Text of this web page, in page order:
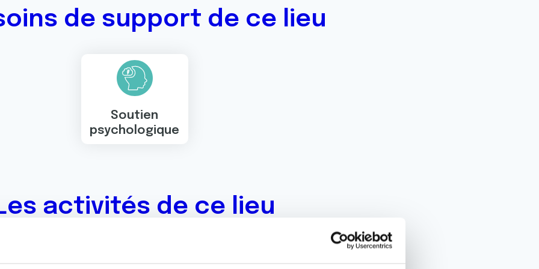
de support de ce lieu
Soutien
psychologique
activités de ce lieu